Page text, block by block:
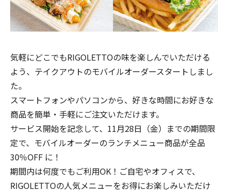
気軽にどこでもRIGOLETTOの味を楽しんでいただける
よう、テイクアウトのモバイルオーダースタートしまし
た。
スマートフォンやパソコンから、好きな時間にお好きな
商品を簡単・手軽にご注文いただけます。
サービス開始を記念して、11月28日（金）までの期間限
定で、モバイルオーダーのランチメニュー商品が全品
30％OFF に！
期間内は何度でもご利用OK！ご自宅やオフィスで、
RIGOLETTOの人気メニューをお得にお楽しみいただけ